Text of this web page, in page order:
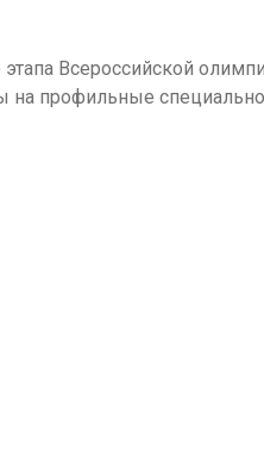
Всероссийской
на профильные